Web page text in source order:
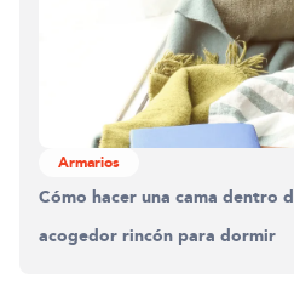
Armarios
Cómo hacer una cama dentro
acogedor rincón para dormir